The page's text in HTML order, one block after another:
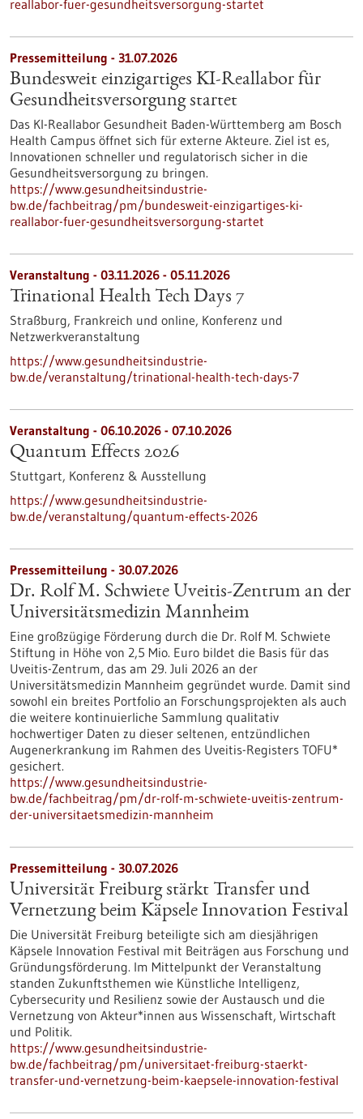
reallabor-fuer-gesundheitsversorgung-startet
Pressemitteilung - 31.07.2026
Bundesweit einzigartiges KI-Reallabor für
Gesundheits­versorgung startet
Das KI-Reallabor Gesundheit Baden-Württemberg am Bosch
Health Campus öffnet sich für externe Akteure. Ziel ist es,
Innovationen schneller und regulatorisch sicher in die
Gesundheitsversorgung zu bringen.
https://www.gesundheitsindustrie-
bw.de/fachbeitrag/pm/bundesweit-einzigartiges-ki-
reallabor-fuer-gesundheitsversorgung-startet
Veranstaltung - 03.11.2026 - 05.11.2026
Trinational Health Tech Days 7
Straßburg, Frankreich und online, Konferenz und
Netzwerkveranstaltung
https://www.gesundheitsindustrie-
bw.de/veranstaltung/trinational-health-tech-days-7
Veranstaltung - 06.10.2026 - 07.10.2026
Quantum Effects 2026
Stuttgart, Konferenz & Ausstellung
https://www.gesundheitsindustrie-
bw.de/veranstaltung/quantum-effects-2026
Pressemitteilung - 30.07.2026
Dr. Rolf M. Schwiete Uveitis-Zentrum an der
Universitätsmedizin Mannheim
Eine großzügige Förderung durch die Dr. Rolf M. Schwiete
Stiftung in Höhe von 2,5 Mio. Euro bildet die Basis für das
Uveitis-Zentrum, das am 29. Juli 2026 an der
Universitätsmedizin Mannheim gegründet wurde. Damit sind
sowohl ein breites Portfolio an Forschungsprojekten als auch
die weitere kontinuierliche Sammlung qualitativ
hochwertiger Daten zu dieser seltenen, entzündlichen
Augenerkrankung im Rahmen des Uveitis-Registers TOFU*
gesichert.
https://www.gesundheitsindustrie-
bw.de/fachbeitrag/pm/dr-rolf-m-schwiete-uveitis-zentrum-
der-universitaetsmedizin-mannheim
Pressemitteilung - 30.07.2026
Universität Freiburg stärkt Transfer und
Vernetzung beim Käpsele Innovation Festival
Die Universität Freiburg beteiligte sich am diesjährigen
Käpsele Innovation Festival mit Beiträgen aus Forschung und
Gründungsförderung. Im Mittelpunkt der Veranstaltung
standen Zukunftsthemen wie Künstliche Intelligenz,
Cybersecurity und Resilienz sowie der Austausch und die
Vernetzung von Akteur*innen aus Wissenschaft, Wirtschaft
und Politik.
https://www.gesundheitsindustrie-
bw.de/fachbeitrag/pm/universitaet-freiburg-staerkt-
transfer-und-vernetzung-beim-kaepsele-innovation-festival